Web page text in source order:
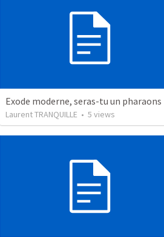
Laurent TRANQUILLE • 5 views